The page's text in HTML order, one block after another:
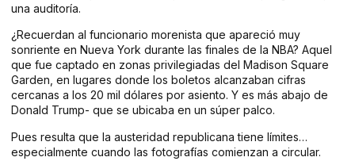
una auditoría.
¿Recuerdan al funcionario morenista que apareció muy
sonriente en Nueva York durante las finales de la NBA? Aquel
que fue captado en zonas privilegiadas del Madison Square
Garden, en lugares donde los boletos alcanzaban cifras
cercanas a los 20 mil dólares por asiento. Y es más abajo de
Donald Trump- que se ubicaba en un súper palco.
Pues resulta que la austeridad republicana tiene límites…
especialmente cuando las fotografías comienzan a circular.